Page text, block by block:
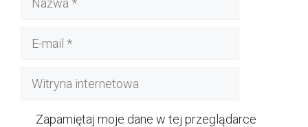
Witryna
Zapamiętaj moje dane w tej przeglądarce